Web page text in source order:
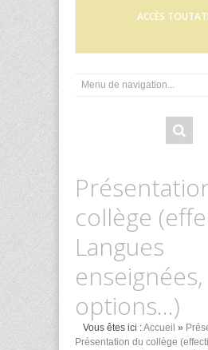
ACCÈS
collège
Langues
enseignées,
options...)
Vous êtes ici :Accueil »
Présentation du collège